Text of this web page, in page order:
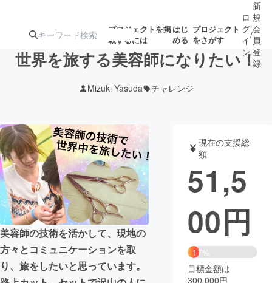
プロジェクトを掲
載するには
はじ
める
プロジェクト
をさがす
アート・写真
テクノロジー・ガジェット ゲーム・サ
映像・映画
ビジネス・起業 チャレンジ
ロ
グ
イ
ン
/
新
規
会
員
登
録
世界を旅する美容師になりたい！
Mizuki Yasuda チャレンジ
美容師の技術を活かして、現地の
方々とコミュニケーションを取
り、旅をしたいと思っています。
現在の支援総
額
51,5
00円
17%
目標金額は
300,000円